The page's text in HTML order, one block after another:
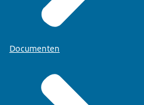
Documenten